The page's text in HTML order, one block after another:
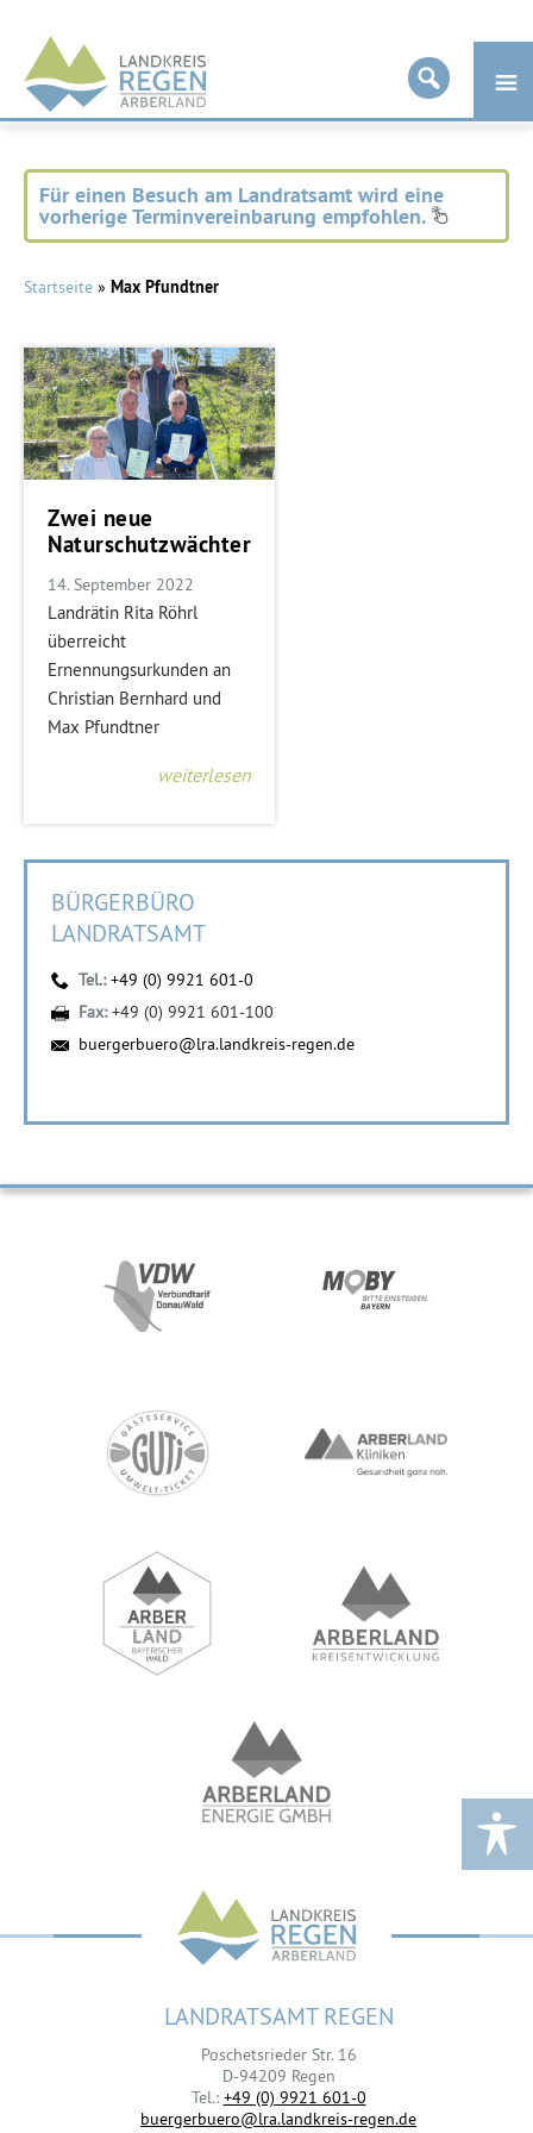
Landkreis
Regen
Für einen Besuch am Landratsamt wird eine
vorherige Terminvereinbarung empfohlen.
Startseite » Max Pfundtner
Zwei neue
Naturschutzwächter
14. September 2022
Landrätin Rita Röhrl
überreicht
Ernennungsurkunden an
Christian Bernhard und
Max Pfundtner
weiterlesen
BÜRGERBÜRO
LANDRATSAMT
Tel.:+49 (0) 9921 601-0
Fax:+49 (0) 9921 601-100
buergerbuero@lra.landkreis-regen.de
LANDRATSAMT REGEN
Poschetsrieder Str. 16
D-94209 Regen
Tel.: +49 (0) 9921 601-0
buergerbuero@lra.landkreis-regen.de